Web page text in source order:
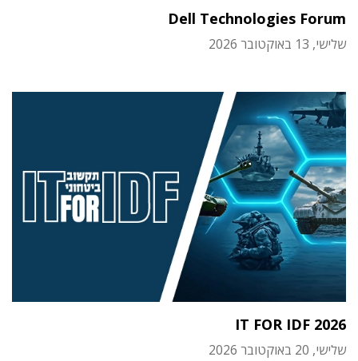
Dell Technologies Forum
שלישי, 13 באוקטובר 2026
IT FOR IDF 2026
שלישי, 20 באוקטובר 2026